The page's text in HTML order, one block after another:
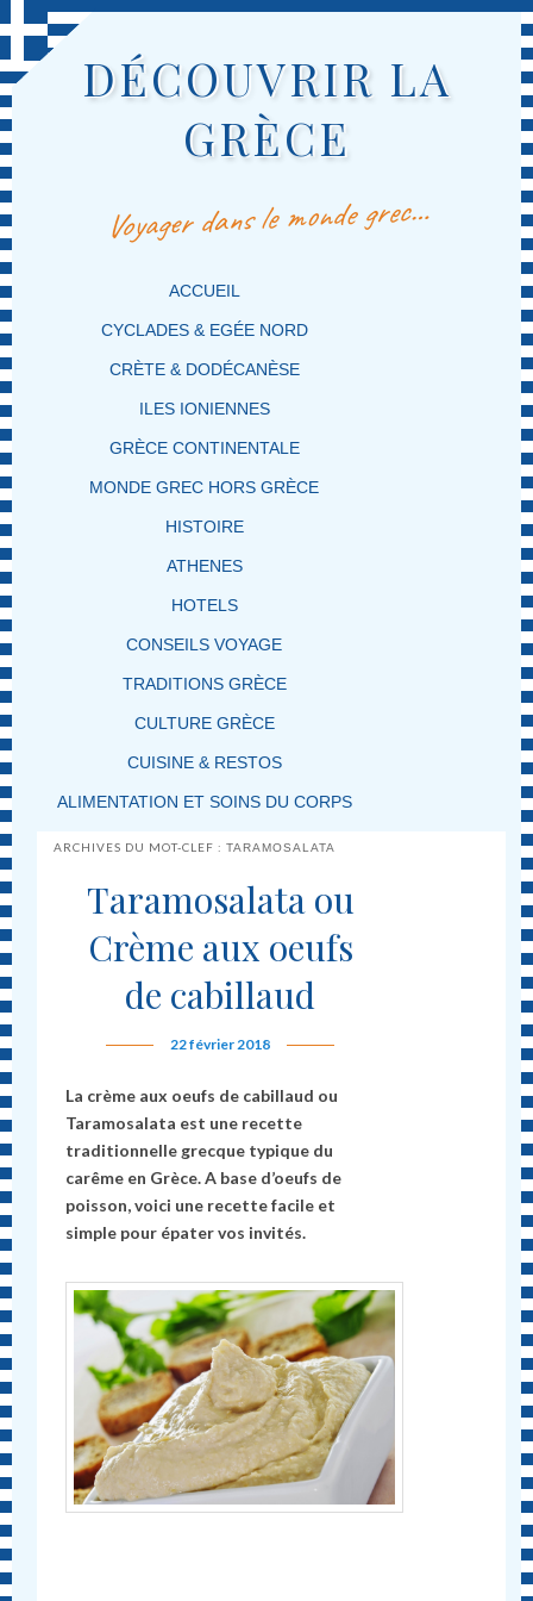
DÉCOUVRIR LA
GRÈCE
Voyager dans le monde grec…
MENU PRINCIPAL
MASQUER LA NAVIGATION PRINCIPALE
MASQUER LA NAVIGATION SECONDAIRE
ACCUEIL
CYCLADES & EGÉE NORD
CRÈTE & DODÉCANÈSE
ILES IONIENNES
GRÈCE CONTINENTALE
MONDE GREC HORS GRÈCE
HISTOIRE
ATHENES
HOTELS
CONSEILS VOYAGE
TRADITIONS GRÈCE
CULTURE GRÈCE
CUISINE & RESTOS
ALIMENTATION ET SOINS DU CORPS
ARCHIVES DU MOT-CLEF :TARAMOSALATA
Taramosalata ou
Crème aux oeufs
de cabillaud
22 février 2018
La crème aux oeufs de cabillaud ou
Taramosalata est une recette
traditionnelle grecque typique du
carême en Grèce. A base d’oeufs de
poisson, voici une recette facile et
simple pour épater vos invités.